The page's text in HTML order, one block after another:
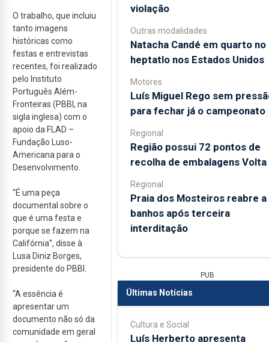
O trabalho, que incluiu
tanto imagens
históricas como
festas e entrevistas
recentes, foi realizado
pelo Instituto
Português Além-
Fronteiras (PBBI, na
sigla inglesa) com o
apoio da FLAD –
Fundação Luso-
Americana para o
Desenvolvimento.
“É uma peça
documental sobre o
que é uma festa e
porque se fazem na
Califórnia”, disse à
Lusa Diniz Borges,
presidente do PBBI.
“A essência é
apresentar um
documento não só da
comunidade em geral
violação
Outras modalidades
Natacha Candé em quarto no
heptatlo nos Estados Unidos
Motores
Luís Miguel Rego sem
para fechar já o campeonato
Regional
Região possui 72 pontos de
recolha de embalagens Volta
Regional
Praia dos Mosteiros reabre a
banhos após terceira
interditação
PUB
Últimas Notícias
Cultura e Social
Luís Herberto apresenta